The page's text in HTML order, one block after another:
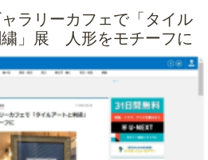
ラリーカフェで「タイル
繍」展 人形をモチーフに